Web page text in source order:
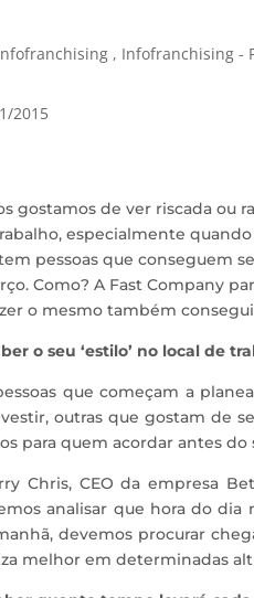
, Infofranchising -
2015
gostamos de ver riscada ou
especialmente
pessoas que conseguem
Como? A Fast Company
o mesmo também
o seu ‘estilo’ no local de
que começam a
outras que gostam de
para quem acordar antes
Chris, CEO da empresa
analisar que hora do dia
devemos procurar
melhor em determinadas